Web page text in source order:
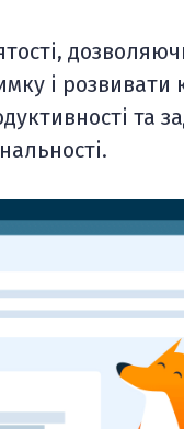
і розвивати
та